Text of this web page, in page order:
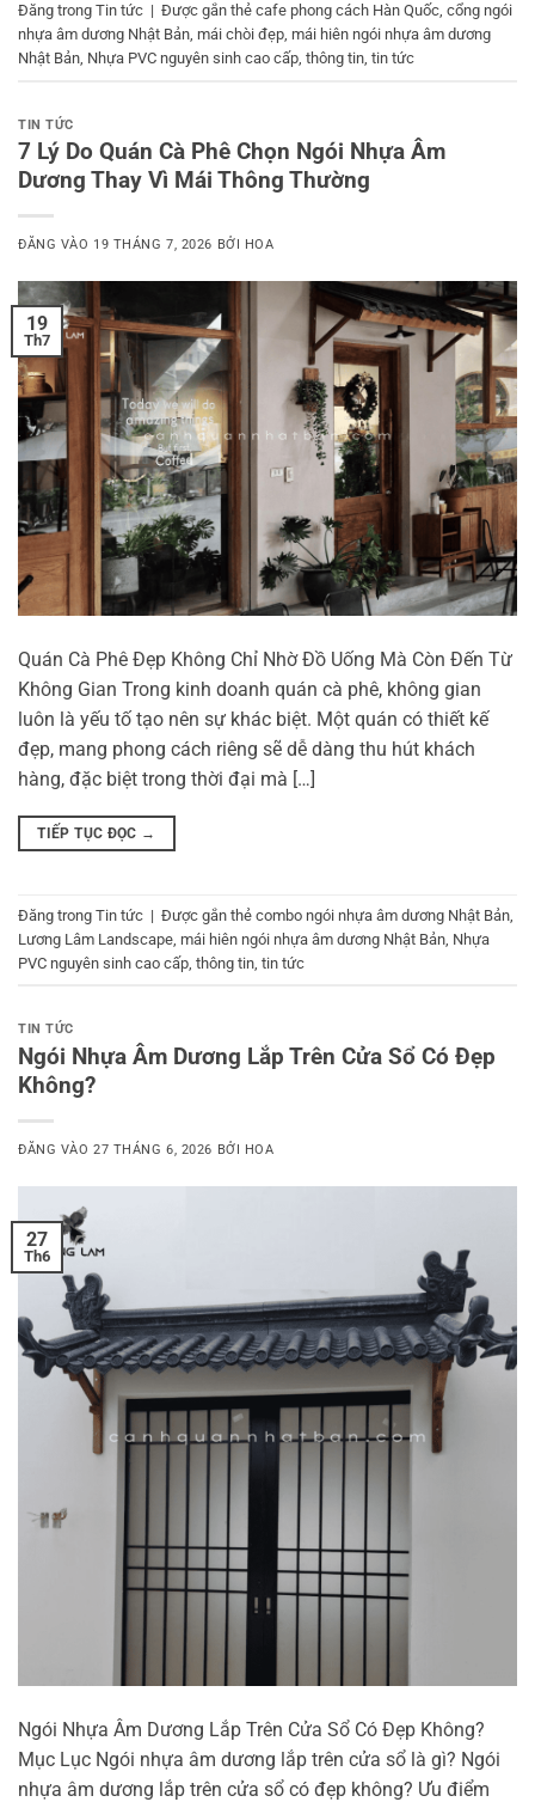
Đăng trong Tin tức | Được gắn thẻ cafe phong cách Hàn Quốc, cổng ngói
nhựa âm dương Nhật Bản, mái chòi đẹp, mái hiên ngói nhựa âm dương
Nhật Bản, Nhựa PVC nguyên sinh cao cấp, thông tin, tin tức
TIN TỨC
7 Lý Do Quán Cà Phê Chọn Ngói Nhựa Âm
Dương Thay Vì Mái Thông Thường
ĐĂNG VÀO 19 THÁNG 7, 2026 BỞI HOA
19
Th7
Quán Cà Phê Đẹp Không Chỉ Nhờ Đồ Uống Mà Còn Đến Từ
Không Gian Trong kinh doanh quán cà phê, không gian
luôn là yếu tố tạo nên sự khác biệt. Một quán có thiết kế
đẹp, mang phong cách riêng sẽ dễ dàng thu hút khách
hàng, đặc biệt trong thời đại mà […]
TIẾP TỤC ĐỌC →
Đăng trong Tin tức | Được gắn thẻ combo ngói nhựa âm dương Nhật Bản
Lương Lâm Landscape mái hiên ngói nhựa âm dương Nhật Bản Nhựa
PVC nguyên sinh cao cấp thông tin tin tức
TIN TỨC
Ngói Nhựa Âm Dương Lắp Trên Cửa Sổ Có Đẹp
Không?
ĐĂNG VÀO27 THÁNG 6, 2026 BỞI HOA
27
Th6
Ngói Nhựa Âm Dương Lắp Trên Cửa Sổ Có Đẹp Không?
Mục Lục Ngói nhựa âm dương lắp trên cửa sổ là gì? Ngói
nhựa âm dương lắp trên cửa sổ có đẹp không? Ưu điểm